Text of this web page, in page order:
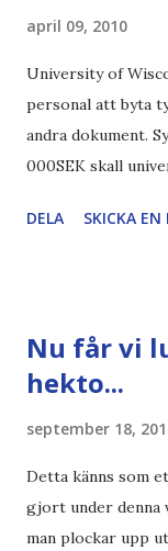
april 09, 2010
University of
personal att byta
andra dokument.
000SEK skall
"bläck". Dels så
min
åsikter om
DN , Ex
DELA SKICKA
Nu får vi
hekto...
september 18,
Detta känns som
gjort under denna
man plockar upp